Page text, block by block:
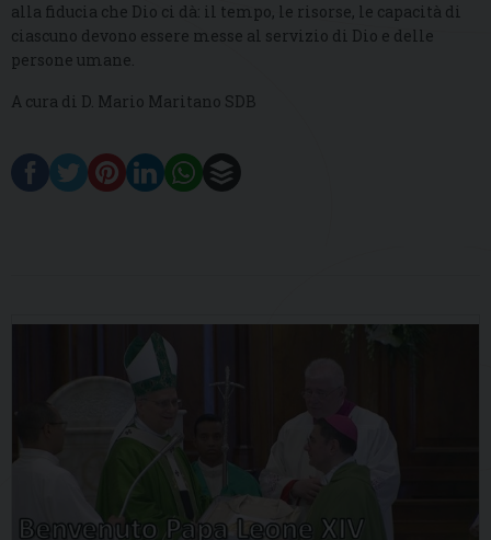
alla fiducia che Dio ci dà: il tempo, le risorse, le capacità di
ciascuno devono essere messe al servizio di Dio e delle
persone umane.
A cura di D. Mario Maritano SDB